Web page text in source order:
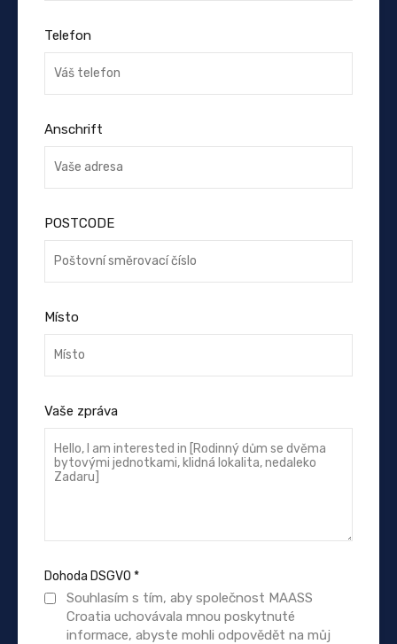
Telefon
Anschrift
POSTCODE
Místo
Vaše zpráva
Dohoda DSGVO *
Souhlasím s tím, aby společnost MAASS
Croatia uchovávala mnou poskytnuté
informace, abyste mohli odpovědět na můj